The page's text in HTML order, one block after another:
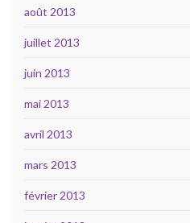
août 2013
juillet 2013
juin 2013
mai 2013
avril 2013
mars 2013
février 2013